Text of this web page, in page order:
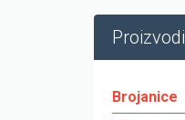
Proizvodi
Brojanice